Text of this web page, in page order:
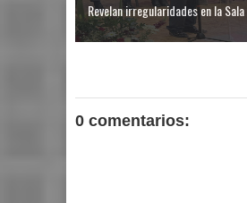
Revelan irregularidades en la Sala ...
0 comentarios: